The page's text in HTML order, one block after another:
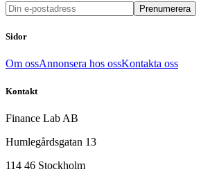
Prenumerera
Sidor
Om ossAnnonsera hos ossKontakta oss
Kontakt
Finance Lab AB
Humlegårdsgatan 13
114 46 Stockholm